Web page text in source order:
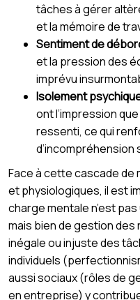
tâches à gérer
et la mémoire de
Sentiment de
et la pression des
imprévu
Isolement
ont l’impression
ressenti, ce qui
d’incompréhension
Face à cette cascade
et physiologiques, il est
charge mentale n’est
mais bien de gestion
inégale ou injuste des
individuels
aussi sociaux (rôles de
en entreprise) y